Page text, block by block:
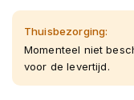
e
n
afbeeldingen-
gallerij
Thuisbezorging:
Momenteel niet
voor de levertijd.